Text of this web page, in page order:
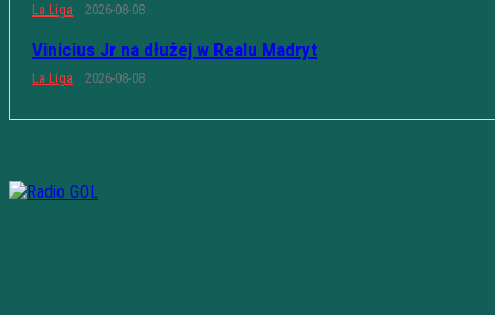
La Liga 2026-08-08
Vinicius Jr na dłużej w Realu Madryt
La Liga 2026-08-08